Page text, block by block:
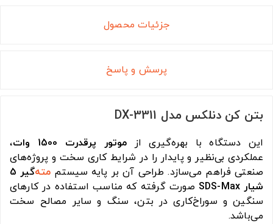
جزئیات محصول
پرسش و پاسخ
بتن کن دنلکس مدل DX-3311
این دستگاه با بهره‌گیری از موتور پرقدرت 1500 وات
،
عملکردی بی‌نظیر و پایدار را در شرایط کاری سخت و پروژه‌های
صنعتی فراهم می‌سازد. طراحی آن بر پایه سیستم مته
‌گیر 5
شیار SDS-Max
صورت گرفته که مناسب استفاده در کارهای
سنگین و سوراخ‌کاری در بتن، سنگ و سایر مصالح سخت
می‌باشد.